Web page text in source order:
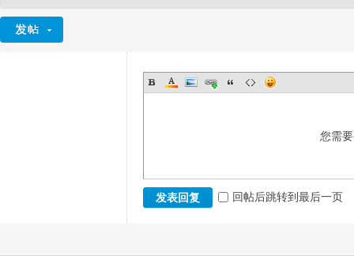
您需
发表回复 回帖后跳转到最后一页